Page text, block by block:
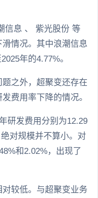
信息 、 紫光股份 等
情况。其中浪潮信息
年的4.77%。
之外，超聚变还存在
费用率下降的情况。
研发费用分别为12.29
对规模并不算小。对
和2.02%，出现了
较低。与超聚变业务